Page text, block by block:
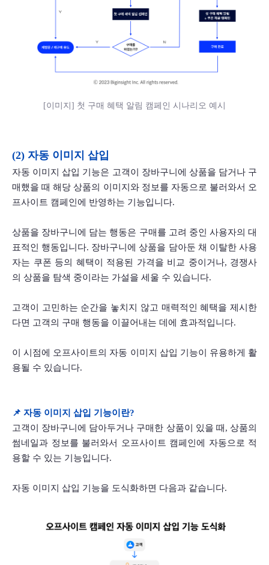
[이미지] 첫 구매 혜택 알림 캠페인 시나리오 예시
(2) 자동 이미지 삽입
자동 이미지 삽입 기능은 고객이 장바구니에 상품을 담거나 구
매했을 때 해당 상품의 이미지와 정보를 자동으로 불러와서 오
프사이트 캠페인에 반영하는 기능입니다.
상품을 장바구니에 담는 행동은 구매를 고려 중인 사용자의 대
표적인 행동입니다. 장바구니에 상품을 담아둔 채 이탈한 사용
자는 쿠폰 등의 혜택이 적용된 가격을 비교 중이거나, 경쟁사
의 상품을 탐색 중이라는 가설을 세울 수 있습니다.
고객이 고민하는 순간을 놓치지 않고 매력적인 혜택을 제시한
다면 고객의 구매 행동을 이끌어내는 데에 효과적입니다.
이 시점에 오프사이트의 자동 이미지 삽입 기능이 유용하게 활
용될 수 있습니다.
📌 자동 이미지 삽입 기능이란?
고객이 장바구니에 담아두거나 구매한 상품이 있을 때, 상품의
썸네일과 정보를 불러와서 오프사이트 캠페인에 자동으로 적
용할 수 있는 기능입니다.
자동 이미지 삽입 기능을 도식화하면 다음과 같습니다.